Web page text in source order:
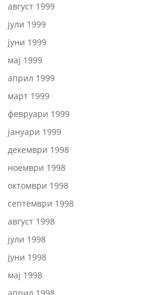
август 1999
јули 1999
јуни 1999
мај 1999
април 1999
март 1999
февруари 1999
јануари 1999
декември 1998
ноември 1998
октомври 1998
септември 1998
август 1998
јули 1998
јуни 1998
мај 1998